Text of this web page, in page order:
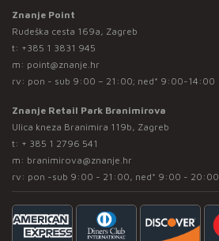
Znanje Point
Rudeška cesta 169a, Zagreb
t: +385 1 3831 945
m: point@znanje.hr
rv: pon - sub 9:00 – 21:00; ned* 9:00-14:00
Znanje Retail Park Branimirova
Ulica kneza Branimira 119b, Zagreb
t: + 385 1 2796 541
m: branimirova@znanje.hr
rv: pon -sub 9:00 - 21:00, ned* 9:00 - 20:00